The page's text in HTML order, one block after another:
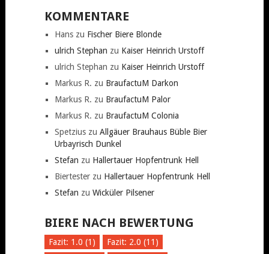
KOMMENTARE
Hanszu Fischer Biere Blonde
ulrich Stephan zu Kaiser Heinrich Urstoff
ulrich Stephan zu Kaiser Heinrich Urstoff
Markus R. zu BraufactuM Darkon
Markus R. zu BraufactuM Palor
Markus R. zu BraufactuM Colonia
Spetziuszu Allgäuer Brauhaus Büble Bier
Urbayrisch Dunkel
Stefan zu Hallertauer Hopfentrunk Hell
Biertesterzu Hallertauer Hopfentrunk Hell
Stefan zu Wicküler Pilsener
BIERE NACH BEWERTUNG
Fazit: 1.0 (1)
Fazit: 2.0 (11)